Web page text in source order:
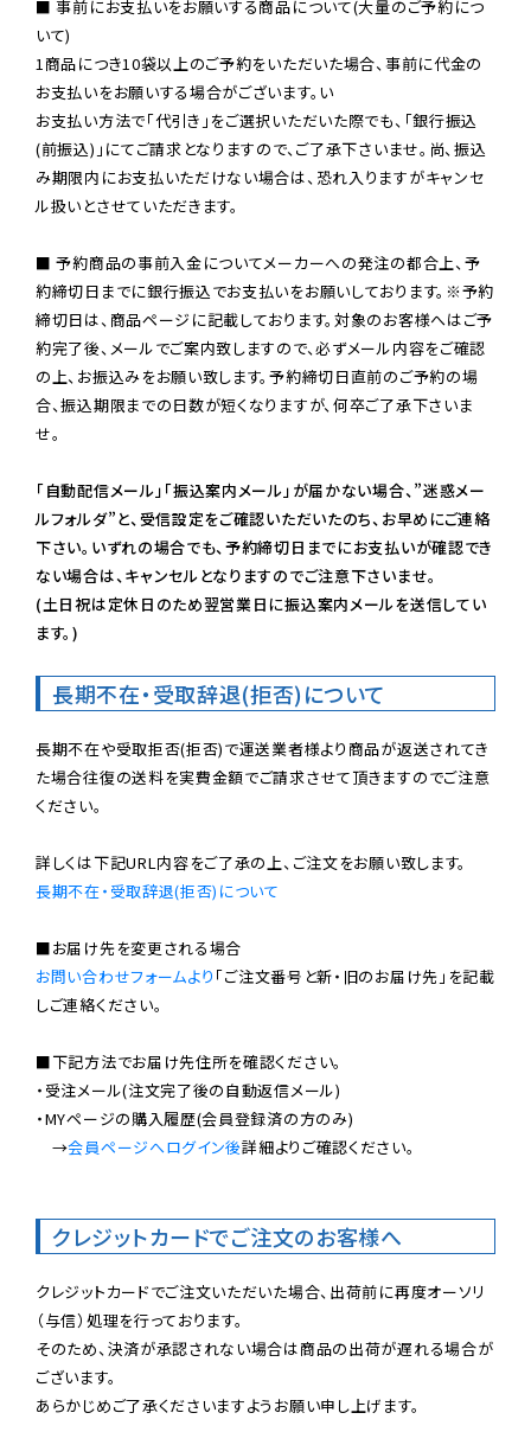
■ 事前にお支払いをお願いする商品について(大量のご予約につ
いて)
1商品につき10袋以上のご予約をいただいた場合、事前に代金の
お支払いをお願いする場合がございます。い
お支払い方法で「代引き」をご選択いただいた際でも、「銀行振込
(前振込)」にてご請求となりますので、ご了承下さいませ。尚、振込
み期限内にお支払いただけない場合は、恐れ入りますがキャンセ
ル扱いとさせていただきます。
■ 予約商品の事前入金についてメーカーへの発注の都合上、予
約締切日までに銀行振込でお支払いをお願いしております。※予約
締切日は、商品ページに記載しております。対象のお客様へはご予
約完了後、メールでご案内致しますので、必ずメール内容をご確認
の上、お振込みをお願い致します。予約締切日直前のご予約の場
合、振込期限までの日数が短くなりますが、何卒ご了承下さいま
せ。
「自動配信メール」「振込案内メール」が届かない場合、”迷惑メー
ルフォルダ”と、受信設定をご確認いただいたのち、お早めにご連絡
下さい。いずれの場合でも、予約締切日までにお支払いが確認でき
ない場合は、キャンセルとなりますのでご注意下さいませ。
(土日祝は定休日のため翌営業日に振込案内メールを送信してい
ます。)
長期不在・受取辞退(拒否)について
長期不在や受取拒否(拒否)で運送業者様より商品が返送されてき
た場合往復の送料を実費金額でご請求させて頂きますのでご注意
ください。
長期不在・受取辞退(拒否)について
お問い合わせフォームより 「ご注文番号と新・旧のお届け先」を記載
しご連絡ください。
■下記方法でお届け先住所を確認ください。
・受注メール(注文完了後の自動返信メール)
・MYページの購入履歴(会員登録済の方のみ)
→会員ページへログイン後詳細よりご確認ください。
クレジットカードでご注文のお客様へ
クレジットカードでご注文いただいた場合、出荷前に再度オーソリ
（与信）処理を行っております。
そのため、決済が承認されない場合は商品の出荷が遅れる場合が
ございます。
あらかじめご了承くださいますようお願い申し上げます。